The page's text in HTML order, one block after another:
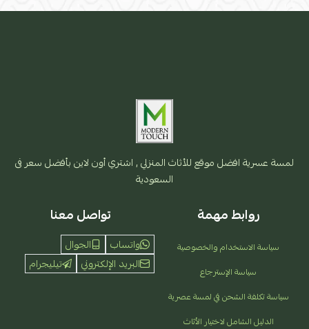
لمسة عسرية افضل موقع للأثاث المنزلي , اشتري أون لاين بأفضل سعر فى
السعودية
روابط مهمة
سياسة الاستخدام والخصوصية
سياسة الإسترجاع
سياسة تكلفة الشحن في لمسة عصرية
الدليل الشامل لاختيار الأثاث
تواصل معنا
واتساب
الجوال
البريد الإلكتروني
تيليجرام